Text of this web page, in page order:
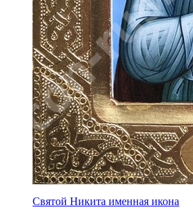
Святой Никита именная икона